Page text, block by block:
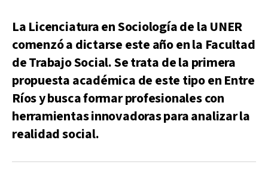
La Licenciatura en Sociología de la UNER
comenzó a dictarse este año en la Facultad
de Trabajo Social. Se trata de la primera
propuesta académica de este tipo en Entre
Ríos y busca formar profesionales con
herramientas innovadoras para analizar la
realidad social.